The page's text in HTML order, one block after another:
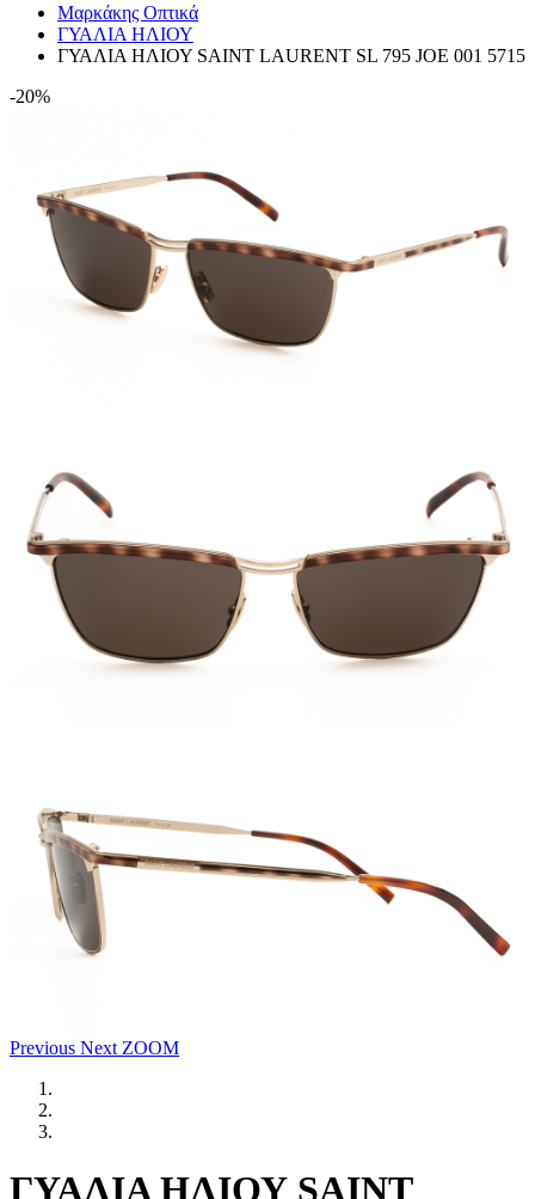
Μαρκάκης Οπτικά
ΓΥΑΛΙΑ ΗΛΙΟΥ
ΓΥΑΛΙΑ ΗΛΙΟΥ SAINT LAURENT SL 795 JOE 001 5715
-20%
Previous Next ZOOM
ΓΥΑΛΙΑ ΗΛΙΟΥ SAINT